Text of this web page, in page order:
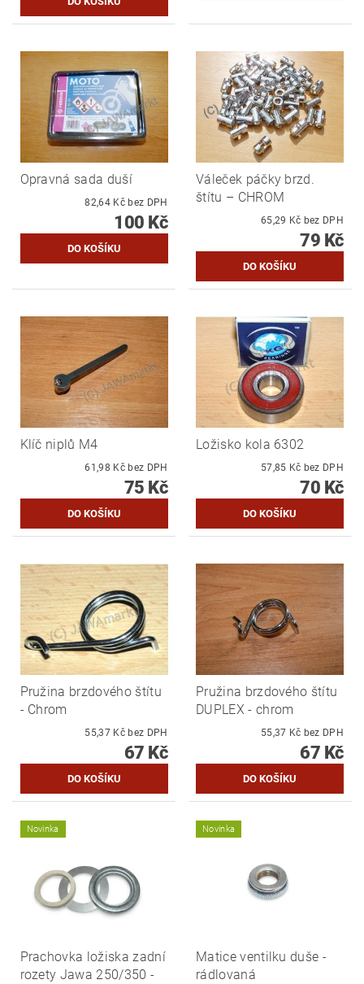
Opravná sada duší
82,64 Kč bez DPH
100 Kč
Váleček páčky brzd.
štítu – CHROM
65,29 Kč bez DPH
79 Kč
Klíč niplů M4
61,98 Kč bez DPH
75 Kč
Ložisko kola 6302
57,85 Kč bez DPH
70 Kč
Pružina brzdového štítu
- Chrom
55,37 Kč bez DPH
67 Kč
Pružina brzdového štítu
DUPLEX - chrom
55,37 Kč bez DPH
67 Kč
Novinka
Prachovka ložiska zadní
rozety Jawa 250/350 -
Novinka
Matice ventilku duše -
rádlovaná